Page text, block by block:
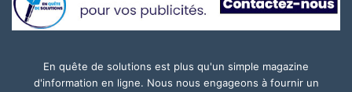
En quête de solutions est plus qu'un simple magazine
d'information en ligne. Nous nous engageons à fournir un